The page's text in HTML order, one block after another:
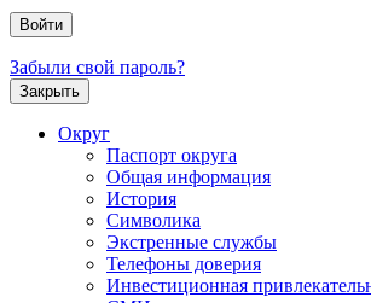
Забыли свой пароль?
Закрыть
Округ
Паспорт округа
Общая информация
История
Символика
Экстренные службы
Телефоны доверия
Инвестиционная